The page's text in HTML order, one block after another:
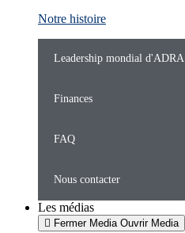
Notre histoire
Leadership mondial d'ADRA
Finances
FAQ
Nous contacter
Les médias
Fermer Media Ouvrir Media